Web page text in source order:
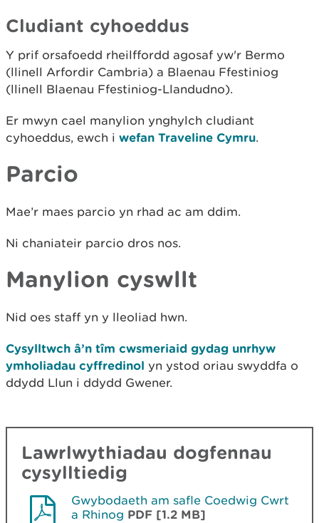
Cludiant cyhoeddus
Y prif orsafoedd rheilffordd agosaf yw'r Bermo
(llinell Arfordir Cambria) a Blaenau Ffestiniog
(llinell Blaenau Ffestiniog-Llandudno).
Er mwyn cael manylion ynghylch cludiant
cyhoeddus, ewch i wefan Traveline Cymru.
Parcio
Mae’r maes parcio yn rhad ac am ddim.
Ni chaniateir parcio dros nos.
Manylion cyswllt
Nid oes staff yn y lleoliad hwn.
Cysylltwch â’n tîm cwsmeriaid gydag unrhyw
ymholiadau cyffredinol yn ystod oriau swyddfa o
ddydd Llun i ddydd Gwener.
Lawrlwythiadau dogfennau
cysylltiedig
Gwybodaeth am safle Coedwig Cwrt
a Rhinog PDF [1.2 MB]